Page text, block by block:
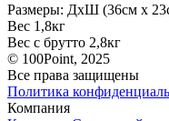
Размеры: ДхШ (36см х
Вес 1,8кг
Вес с брутто 2,8кг
© 100Point, 2025
Все права защищены
Политика
Компания